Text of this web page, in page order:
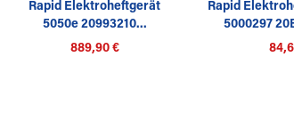
Rapid Elektroheftgerät
5050e 20993210...
889,90 €
Rapid
5000297